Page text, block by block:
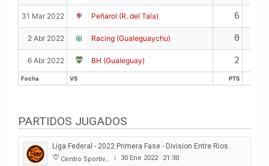
Fecha VS PTS
31 Mar 2022 Peñarol (R. del Tala) 6
2 Abr 2022 Racing (Gualeguaychu) 0
6 Abr 2022 BH (Gualeguay) 2
Fecha VS PTS
PARTIDOS JUGADOS
Liga Federal - 2022 Primera Fase - Division Entre Rios
Centro Sportivo Peñarol | 30 Ene 2022 21:30